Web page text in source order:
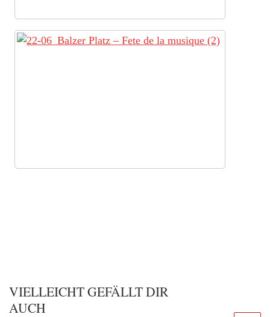
VIELLEICHT GEFÄLLT DIR
AUCH